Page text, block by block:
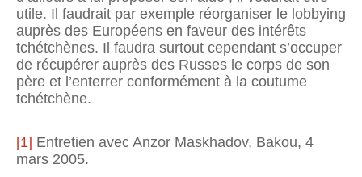
utile. Il faudrait par exemple réorganiser le lobbying
auprès des Européens en faveur des intérêts
tchétchènes. Il faudra surtout cependant s’occuper
de récupérer auprès des Russes le corps de son
père et l’enterrer conformément à la coutume
tchétchène.
[1] Entretien avec Anzor Maskhadov, Bakou, 4
mars 2005.